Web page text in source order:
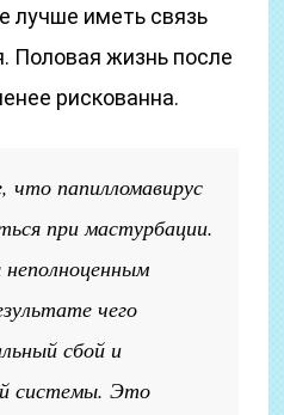
лучше иметь связь
Половая жизнь после
рискованна.
папилломавирус
при мастурбации.
чего
сбой и
системы. Это